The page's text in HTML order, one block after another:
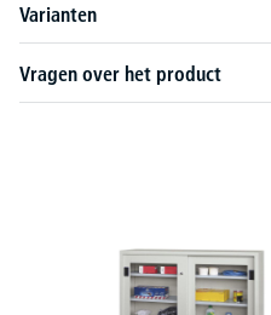
Varianten
Vragen over het product